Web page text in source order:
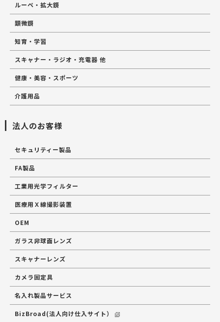
ルーペ・拡大鏡
顕微鏡
知育・学習
スキャナー・ラジオ・充電器 他
健康・美容・スポーツ
介護用品
法人のお客様
セキュリティー製品
FA製品
工業用光学フィルター
医療用Ｘ線撮影装置
OEM
ガラス非球面レンズ
スキャナーレンズ
カメラ固定具
名入れ製品サービス
BizBroad(法人向け仕入サイト）